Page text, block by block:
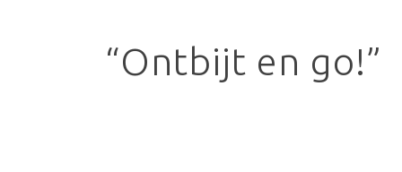
“Ontbijt en go!”